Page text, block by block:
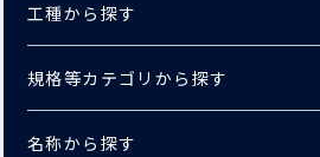
工種から探す
規格等カテゴリから探す
名称から探す